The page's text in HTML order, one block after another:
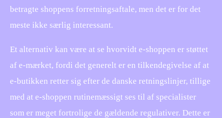
betragte shoppens forretningsaftale, men det er for det
meste ikke særlig interessant.
Et alternativ kan være at se hvorvidt e-shoppen er støttet
af e-mærket, fordi det generelt er en tilkendegivelse af at
e-butikken retter sig efter de danske retningslinjer, tillige
med at e-shoppen rutinemæssigt ses til af specialister
som er meget fortrolige de gældende regulativer. Dette er